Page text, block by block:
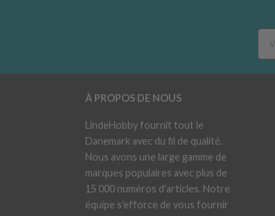
À PROPOS DE NOUS
LindeHobby fournit tout le
Danemark avec du fil de qualité.
Nous avons une large gamme de
marques populaires avec plus de
15 000 numéros d'articles. Notre
équipe s'efforce de vous fournir